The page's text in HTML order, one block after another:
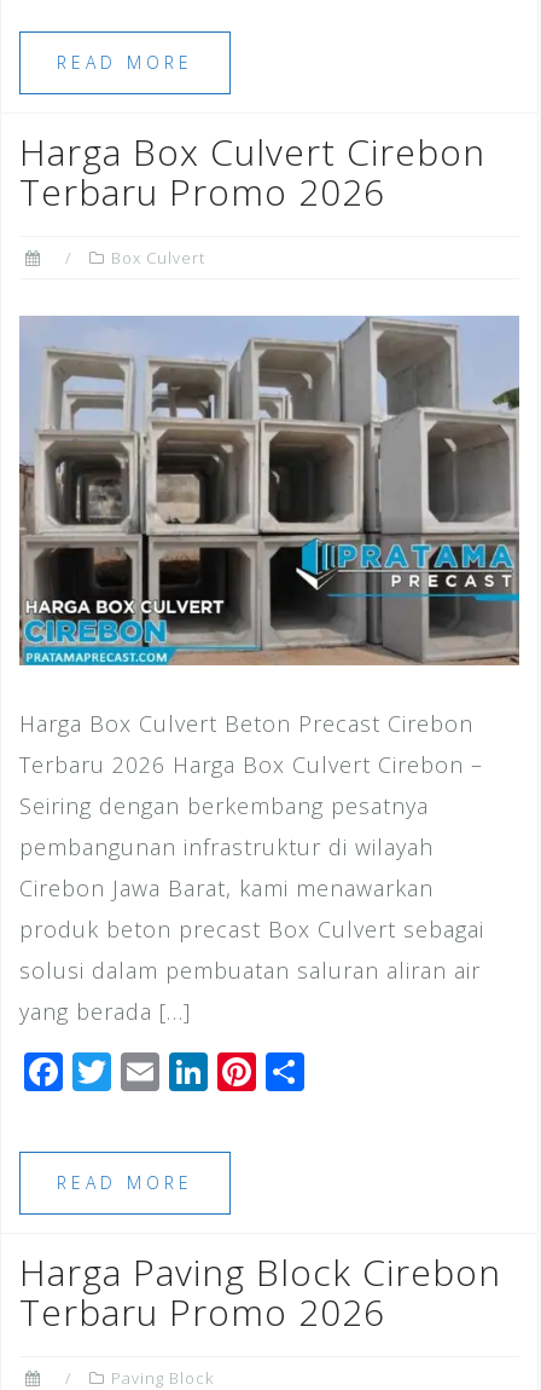
c
e
b
o
o
k
tt
e
r
ai
l
k
dI
n st
READ MORE
Harga Box Culvert Cirebon
Terbaru Promo 2026
Box Culvert
Harga Box Culvert Beton Precast Cirebon
Terbaru 2026 Harga Box Culvert Cirebon –
Seiring dengan berkembang pesatnya
pembangunan infrastruktur di wilayah
Cirebon Jawa Barat, kami menawarkan
produk beton precast Box Culvert sebagai
solusi dalam pembuatan saluran aliran air
yang berada […]
F
c
e
b
o
o
k
T
tt
e
r
E
ai
l
Li
k
dI
n
Pi
st
READ MORE
Harga Paving Block Cirebon
Terbaru Promo 2026
Paving Block